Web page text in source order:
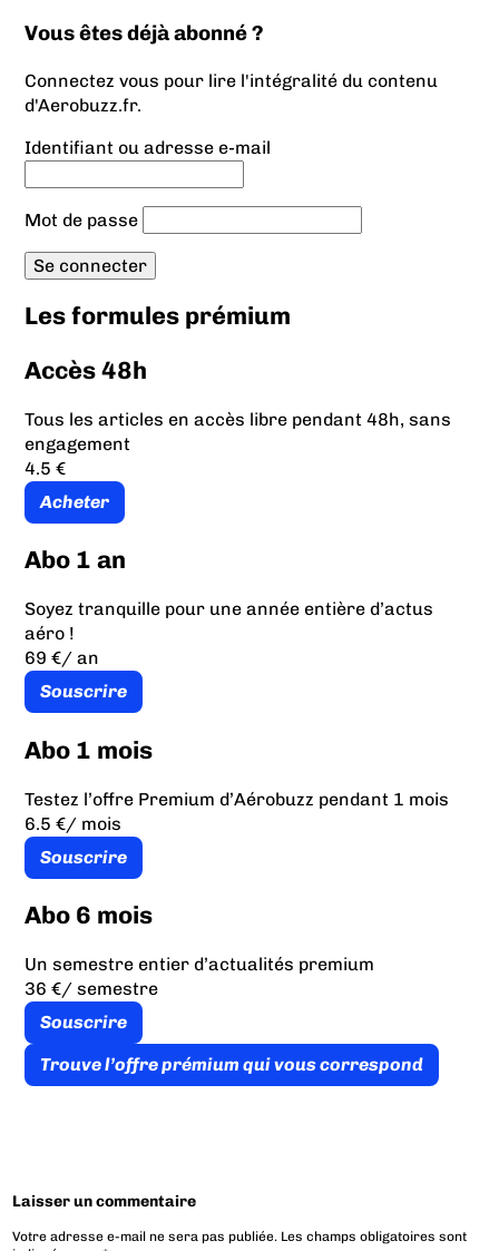
Vous êtes déjà abonné ?
Connectez vous pour lire l'intégralité du contenu
d'Aerobuzz.fr.
Identifiant ou adresse e-mail
Mot de passe
Les formules prémium
Accès 48h
Tous les articles en accès libre pendant 48h, sans
engagement
4.5 €
Acheter
Abo 1 an
Soyez tranquille pour une année entière d’actus
aéro !
69 €/ an
Souscrire
Abo 1 mois
Testez l’offre Premium d’Aérobuzz pendant 1 mois
6.5 €/ mois
Souscrire
Abo 6 mois
Un semestre entier d’actualités premium
36 €/ semestre
Souscrire
Trouve l’offre prémium qui vous correspond
Laisser un commentaire
Votre adresse e-mail ne sera pas publiée. Les champs obligatoires sont